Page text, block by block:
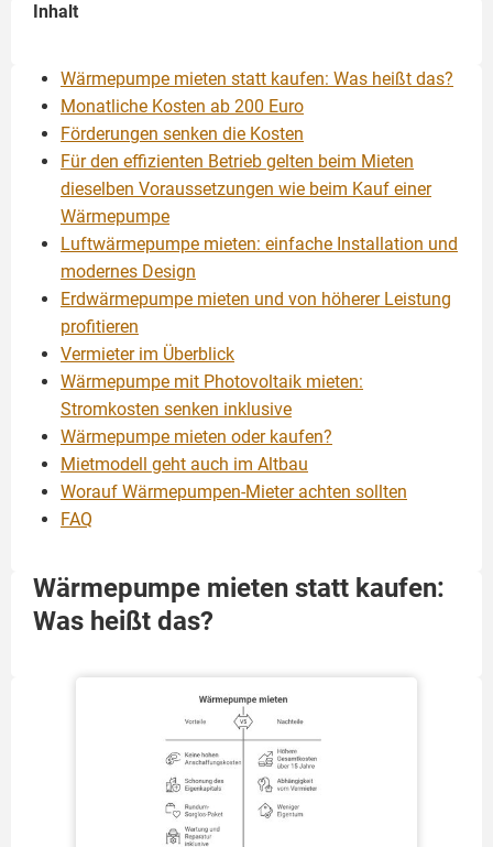
Inhalt
Wärmepumpe mieten statt kaufen: Was heißt das?
Monatliche Kosten ab 200 Euro
Förderungen senken die Kosten
Für den effizienten Betrieb gelten beim Mieten
dieselben Voraussetzungen wie beim Kauf einer
Wärmepumpe
Luftwärmepumpe mieten: einfache Installation und
modernes Design
Erdwärmepumpe mieten und von höherer Leistung
profitieren
Vermieter im Überblick
Wärmepumpe mit Photovoltaik mieten:
Stromkosten senken inklusive
Wärmepumpe mieten oder kaufen?
Mietmodell geht auch im Altbau
Worauf Wärmepumpen-Mieter achten sollten
FAQ
Wärmepumpe mieten statt kaufen:
Was heißt das?